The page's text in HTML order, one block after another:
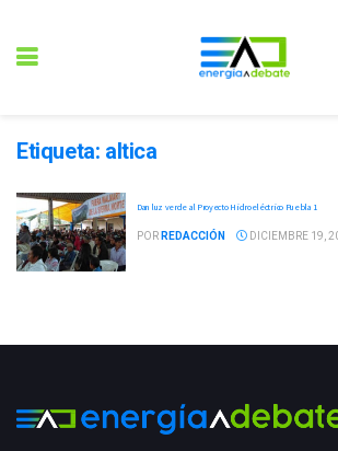
Etiqueta: altica
Dan luz verde al Proyecto Hidroeléctrico Puebla 1
POR REDACCIÓN DICIEMBRE 19,